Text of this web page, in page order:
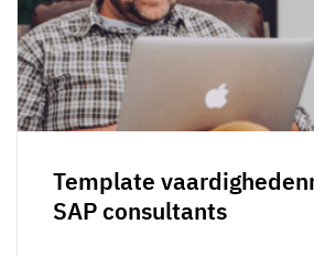
Template
SAP consultants